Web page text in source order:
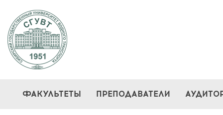
ФАКУЛЬТЕТЫ ПРЕПОДАВАТЕЛИ